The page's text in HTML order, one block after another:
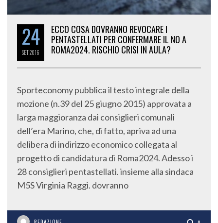
24
SET 2016
PENTASTELLATI PER CONFERMARE IL NO A
ROMA2024. RISCHIO CRISI IN AULA?
mozione (n.39 del 25 giugno 2015) approvata a
larga maggioranza dai consiglieri comunali
dell’era Marino, che, di fatto, apriva ad una
delibera di indirizzo economico collegata al
progetto di candidatura di Roma2024. Adesso i
28 consiglieri pentastellati. insieme alla sindaca
M5S Virginia Raggi. dovranno